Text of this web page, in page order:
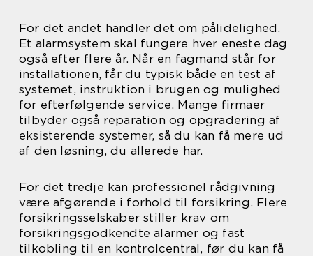
For det andet handler det om pålidelighed.
Et alarmsystem skal fungere hver eneste dag
også efter flere år. Når en fagmand står for
installationen, får du typisk både en test af
systemet, instruktion i brugen og mulighed
for efterfølgende service. Mange firmaer
tilbyder også reparation og opgradering af
eksisterende systemer, så du kan få mere ud
af den løsning, du allerede har.
For det tredje kan professionel rådgivning
være afgørende i forhold til forsikring. Flere
forsikringsselskaber stiller krav om
forsikringsgodkendte alarmer og fast
tilkobling til en kontrolcentral, før du kan få